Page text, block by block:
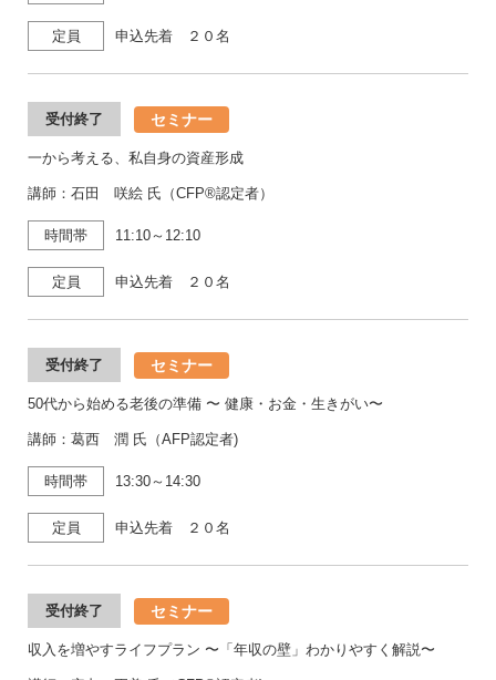
定員 申込先着 ２０名
受付終了 セミナー
一から考える、私自身の資産形成
講師：石田 咲絵 氏（CFP®認定者）
時間帯 11:10～12:10
定員 申込先着 ２０名
受付終了 セミナー
50代から始める老後の準備 〜 健康・お金・生きがい〜
講師：葛西 潤 氏（AFP認定者)
時間帯 13:30～14:30
定員 申込先着 ２０名
受付終了 セミナー
収入を増やすライフプラン 〜「年収の壁」わかりやすく解説〜